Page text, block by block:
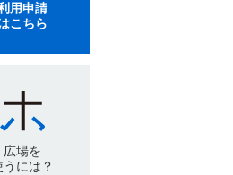
用申請
こちら
広場を
うには？